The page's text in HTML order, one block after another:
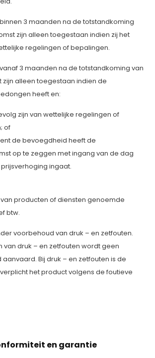
3 maanden na de totstandkoming
zijn alleen toegestaan indien zij het
regelingen of bepalingen.
3 maanden na de totstandkoming van
alleen toegestaan indien de
heeft en:
zijn van wettelijke regelingen of
of
de bevoegdheid heeft de
op te zeggen met ingang van de dag
ingaat.
producten of diensten genoemde
btw.
voorbehoud van druk – en zetfouten.
van druk – en zetfouten wordt geen
Bij druk – en zetfouten is de
het product volgens de foutieve
en garantie